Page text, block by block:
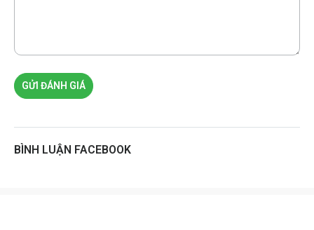
GỬI ĐÁNH GIÁ
BÌNH LUẬN FACEBOOK